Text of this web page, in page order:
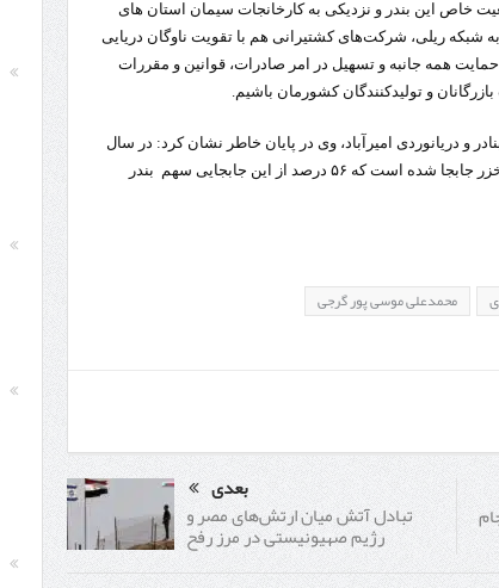
خاص این بندر و نزدیکی به کارخانجات سیمان استان های
شبکه ریلی، شرکت‌های کشتیرانی هم با تقویت ناوگان دریایی
همه جانبه و تسهیل در امر صادرات، قوانین و مقررات
و تولیدکنندگان کشورمان باشیم.
و دریانوردی امیرآباد، وی در پایان خاطر نشان کرد: در سال
جاری بیش از ۱ میلیون و ۸۵۰ هزار تن کالا در دریای خزر جابجا شده است که ۵۶ درصد از این جابجایی سهم بندر
محمدعلی موسی پور گرجی
بعدی
تبادل آتش میان ارتش‌های مصر و
رژیم صهیونیستی در مرز رفح